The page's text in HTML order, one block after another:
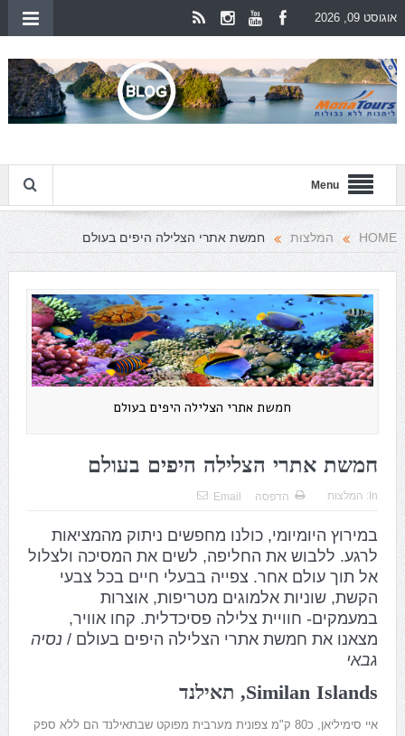
אוגוסט 09, 2026
Menu
HOME המלצות חמשת אתרי הצלילה היפים בעולם
חמשת אתרי הצלילה היפים בעולם
חמשת אתרי הצלילה היפים בעולם
In: המלצות הדפסה Email
במירוץ היומיומי, כולנו מחפשים ניתוק מהמציאות
לרגע. ללבוש את החליפה, לשים את המסיכה ולצלול
אל תוך עולם אחר. צפייה בבעלי חיים בכל צבעי
הקשת, שוניות אלמוגים מטריפות, אוצרות
במעמקים- חוויית צלילה פסיכדלית. קחו אוויר,
מצאנו את חמשת אתרי הצלילה היפים בעולם / נסיה
גבאי
Similan Islands, תאילנד
איי סימיליאן, כ80 ק"מ צפונית מערבית מפוקט שבתאילנד הם ללא ספק